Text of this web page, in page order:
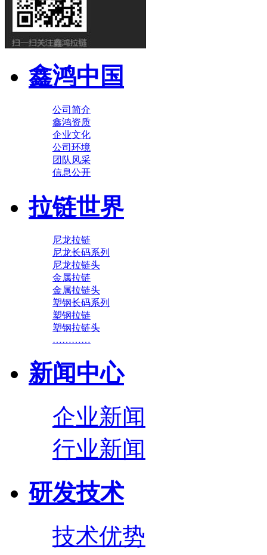
鑫鸿中国
公司简介
鑫鸿资质
企业文化
公司环境
团队风采
信息公开
拉链世界
尼龙拉链
尼龙长码系列
尼龙拉链头
金属拉链
金属拉链头
塑钢长码系列
塑钢拉链
塑钢拉链头
…………
新闻中心
企业新闻
行业新闻
研发技术
技术优势